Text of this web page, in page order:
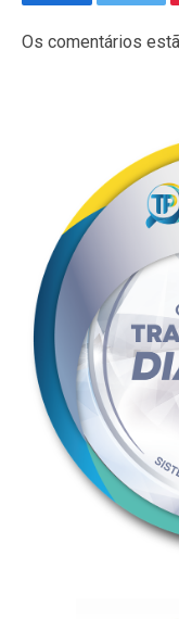
Os comentários